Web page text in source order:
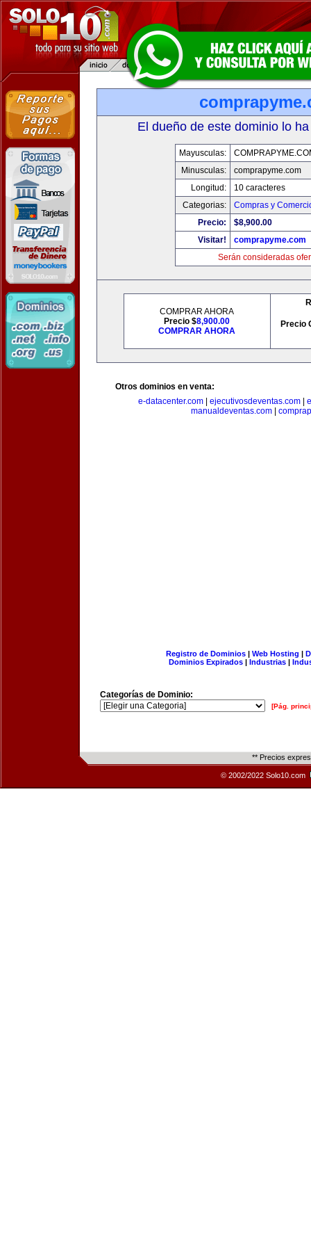
El dueño de este dominio lo
Mayusculas:
Minusculas:
comprapyme.com
Longitud:
10 caracteres
Categorias:
Compras y
Precio:
$8,900.00
Visitar!
comprapyme.com
Serán consideradas
COMPRAR AHORA
Precio $8,900.00
COMPRAR AHORA
Precio
Otros dominios en venta:
e-datacenter.com| ejecutivosdeventas.com|
manualdeventas.com|
Registro de Dominios| Web Hosting |
Dominios Expirados | Industrias |
Categorías de Dominio:
[Pág.
** Precios
© 2002/2022 Solo10.com